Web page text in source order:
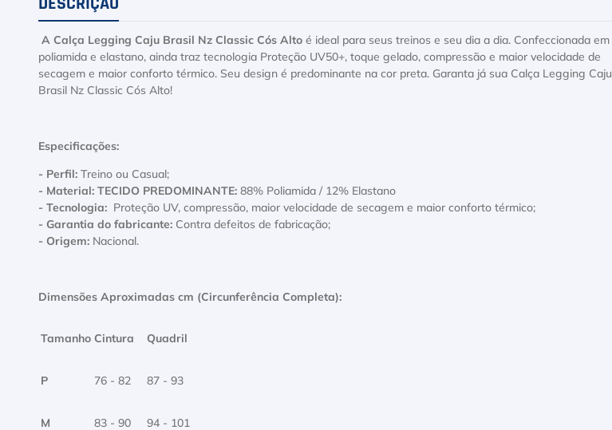
A Calça Legging Caju Brasil Nz Classic Cós Alto é ideal para seus treinos e seu dia a dia. Confeccionada em
poliamida e elastano, ainda traz tecnologia Proteção UV50+, toque gelado, compressão e maior velocidade de
secagem e maior conforto térmico. Seu design é predominante na cor preta. Garanta já sua Calça Legging Caju
Brasil Nz Classic Cós Alto!
Especificações:
- Perfil: Treino ou Casual;
- Material: TECIDO PREDOMINANTE: 88% Poliamida / 12% Elastano
- Tecnologia: Proteção UV, compressão, maior velocidade de secagem e maior conforto térmico;
- Garantia do fabricante: Contra defeitos de fabricação;
- Origem: Nacional.
Dimensões Aproximadas cm (Circunferência Completa):
Tamanho Cintura Quadril
P 76 - 82 87 - 93
M 83 - 90 94 - 101